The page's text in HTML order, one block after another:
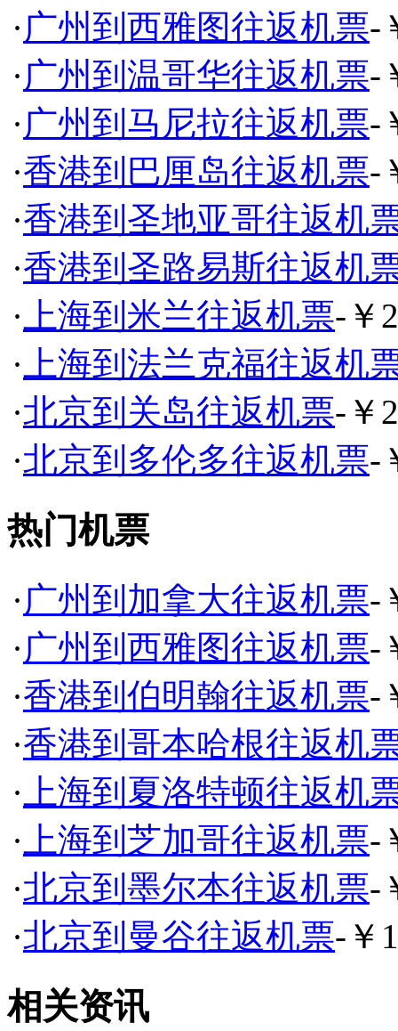
·广州到西雅图往返机票-
·广州到温哥华往返机票-
·广州到马尼拉往返机票-
·香港到巴厘岛往返机票-
·香港到圣地亚哥往返机
·香港到圣路易斯往返机
· 上海到米兰往返机票-￥
· 上海到法兰克福往返机
·北京到关岛往返机票-￥
·北京到多伦多往返机票-
热门机票
·广州到加拿大往返机票-
·广州到西雅图往返机票-
·香港到伯明翰往返机票-
·香港到哥本哈根往返机
· 上海到夏洛特顿往返机
· 上海到芝加哥往返机票-
·北京到墨尔本往返机票-
·北京到曼谷往返机票-￥
相关资讯